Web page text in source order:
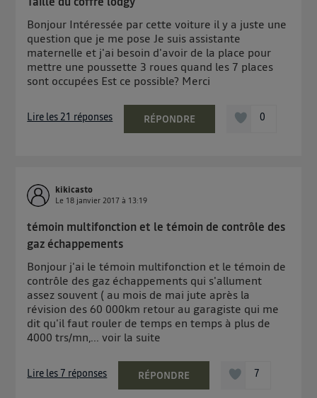
Bonjour Intéressée par cette voiture il y a juste une
question que je me pose Je suis assistante
maternelle et j'ai besoin d'avoir de la place pour
mettre une poussette 3 roues quand les 7 places
sont occupées Est ce possible? Merci
Lire les 21 réponses RÉPONDRE 0
kikicasto
Le 18 janvier 2017 à 13:19
témoin multifonction et le témoin de contrôle des
gaz échappements
Bonjour j'ai le témoin multifonction et le témoin de
contrôle des gaz échappements qui s'allument
assez souvent ( au mois de mai jute après la
révision des 60 000km retour au garagiste qui me
dit qu'il faut rouler de temps en temps à plus de
4000 trs/mn,...voir la suite
Lire les 7 réponses RÉPONDRE 7